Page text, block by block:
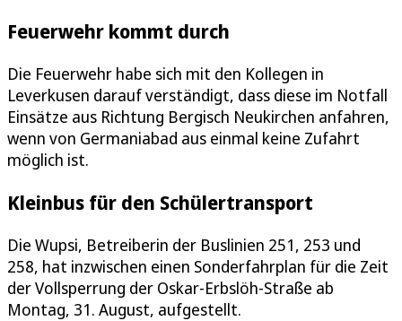
Feuerwehr kommt durch
Die Feuerwehr habe sich mit den Kollegen in
Leverkusen darauf verständigt, dass diese im Notfall
Einsätze aus Richtung Bergisch Neukirchen anfahren,
wenn von Germaniabad aus einmal keine Zufahrt
möglich ist.
Kleinbus für den Schülertransport
Die Wupsi, Betreiberin der Buslinien 251, 253 und
258, hat inzwischen einen Sonderfahrplan für die Zeit
der Vollsperrung der Oskar-Erbslöh-Straße ab
Montag, 31. August, aufgestellt.